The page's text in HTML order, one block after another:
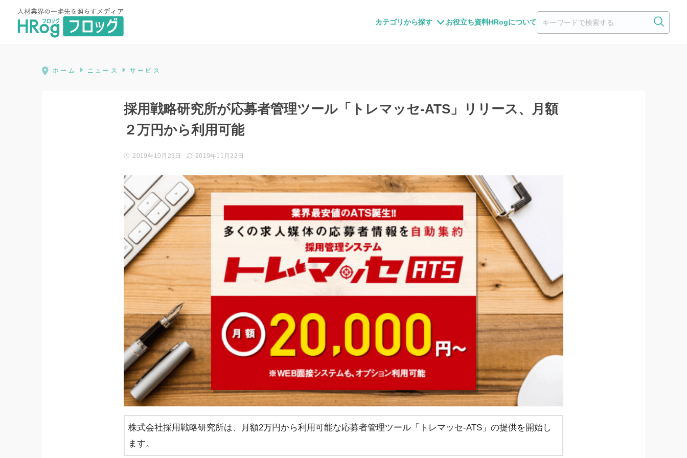
カテゴリから探す お役立ち資料HRogについて
HRog | 人材業界の一歩先を照らすメディア
ホーム ニュース サービス
採用戦略研究所が応募者管理ツール「トレマッセ-ATS」リリース、月額
２万円から利用可能
2019年10月23日 2019年11月22日
株式会社採用戦略研究所は、月額2万円から利用可能な応募者管理ツール「トレマッセ-ATS」の提供を開始し
ます。